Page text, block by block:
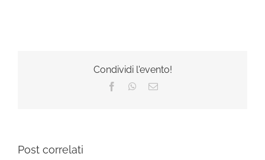
Condividi l'evento!
FacebookWhatsApp
Email
Post correlati